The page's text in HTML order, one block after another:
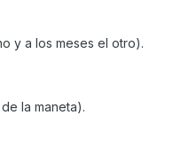
y a los meses el otro).
la maneta).